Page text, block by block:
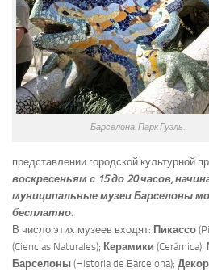
Барселона. Парк Гуэль.
представлении городской культурной
воскресеньям с 15 до 20 часов,
муниципальные музеи Барселоны
бесплатно.
В число этих музеев входят: Пикассо
(Ciencias Naturales); Керамики
Барселоны (Historia de Barcelona);